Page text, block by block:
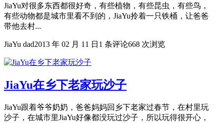
JiaYu对很多东西都很好奇，有些植物，有些昆虫，有些鸟，
有些动物都是城市里看不到的，JiaYu拎着一只铁桶，让爸爸
带他去村...
JiaYu dad2013 年 02 月 11 日 1 条评论668 次浏览
JiaYu在乡下老家玩沙子
JiaYu跟着爷爷奶奶，爸爸妈妈回乡下老家过春节，在村里玩
沙子，在城市里JiaYu好像都没玩过沙子，所以玩得很开心，